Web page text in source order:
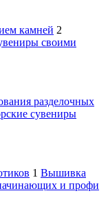
камней 2
своими
разделочных
сувениры
1 Вышивка
и профи